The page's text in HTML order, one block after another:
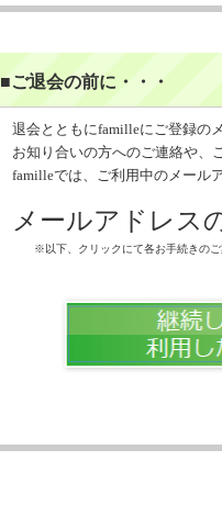
■ご退会の前に・・・
退会とともにfamilleにご登録の
お知り合いの方へのご連絡や、
familleでは、ご利用中のメール
メールアドレス
※以下、クリックにて各お手続きのご